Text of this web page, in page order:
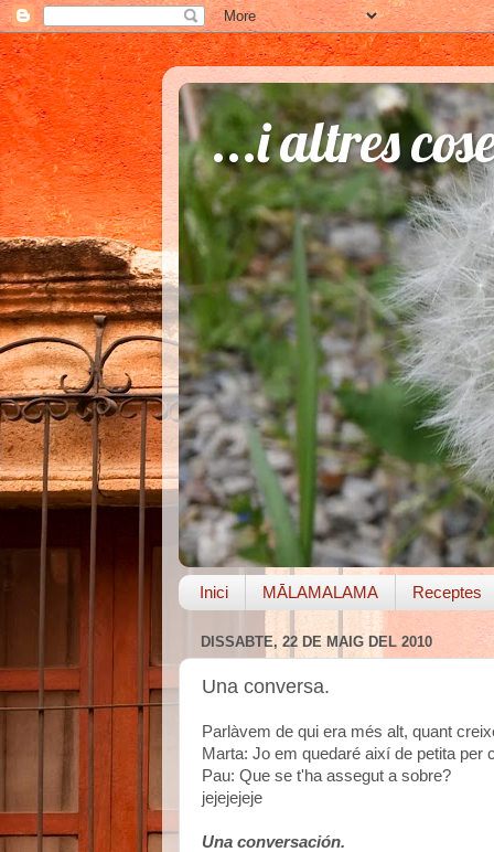
...i altres
Inici MĀLAMALAMA Receptes
DISSABTE, 22 DE MAIG DEL 2010
Una conversa.
Parlàvem de qui era més alt, quant
Marta: Jo em quedaré així de petita per
Pau: Que se t'ha assegut a sobre?
jejejejeje
Una conversación.